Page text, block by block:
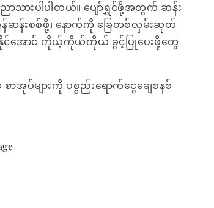
ာသားပါပါတယ်။ ပျော်ရွှင်ဖို့အတွက် ဆန်း
န်းစစ်ဖို့၊ နောက်ကို ခြေတစ်လှမ်းဆုတ်
င်အောင် ကိုယ့်ကိုယ်ကိုယ် ခွင့်ပြုပေးဖို့တွေ
အုပ်များကို ပစ္စည်းရောက်ငွေချေစနစ်